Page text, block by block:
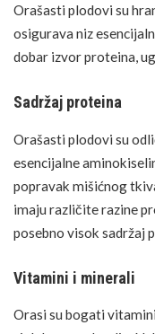
Orašasti plodovi su
osigurava niz
dobar izvor proteina,
Sadržaj proteina
Orašasti plodovi su
esencijalne
popravak mišićnog
imaju različite razine
posebno visok sadržaj
Vitamini i minerali
Orasi su bogati